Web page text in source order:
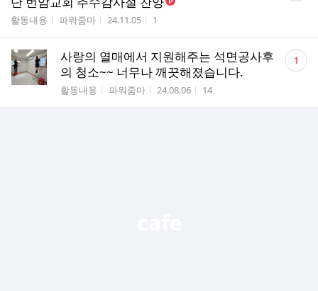
게시판명
활동내용 작성자
파워줌마 작성시간
24.11.05 조회수
1
사랑의 열매에서 지원해주는 석면공사후
의 청소~~ 너무나 깨끗해졌습니다.
게시판명
활동내용 작성자
파워줌마 작성시간
24.08.06 조회수
14
댓
글 1